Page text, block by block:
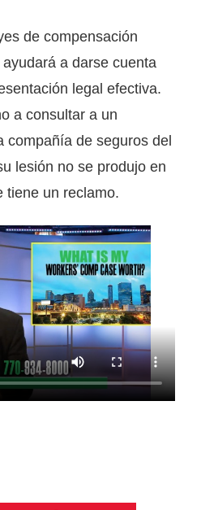
de compensación
a darse cuenta
legal efectiva.
a consultar a un
compañía de seguros del
lesión no se produjo en
tiene un reclamo.